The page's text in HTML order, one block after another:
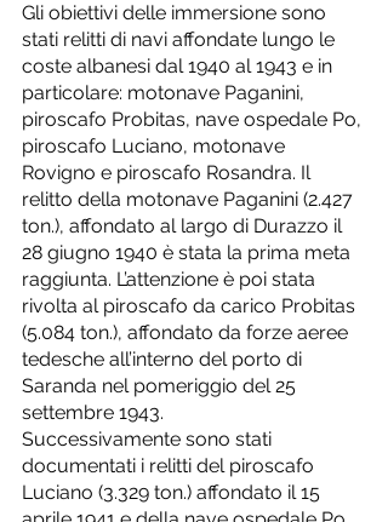
Gli obiettivi delle immersione sono
stati relitti di navi affondate lungo le
coste albanesi dal 1940 al 1943 e in
particolare: motonave Paganini,
piroscafo Probitas, nave ospedale Po,
piroscafo Luciano, motonave
Rovigno e piroscafo Rosandra. Il
relitto della motonave Paganini (2.427
ton.), affondato al largo di Durazzo il
28 giugno 1940 è stata la prima meta
raggiunta. L’attenzione è poi stata
rivolta al piroscafo da carico Probitas
(5.084 ton.), affondato da forze aeree
tedesche all’interno del porto di
Saranda nel pomeriggio del 25
settembre 1943.
Successivamente sono stati
documentati i relitti del piroscafo
Luciano (3.329 ton.) affondato il 15